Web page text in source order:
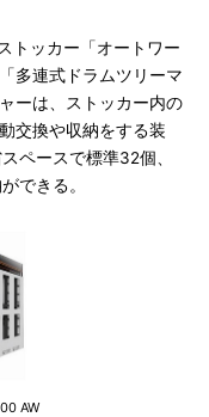
トッカー「オートワー
多連式ドラムツリーマ
ーは、ストッカー内の
交換や収納をする装
ペースで標準32個、
できる。
AW